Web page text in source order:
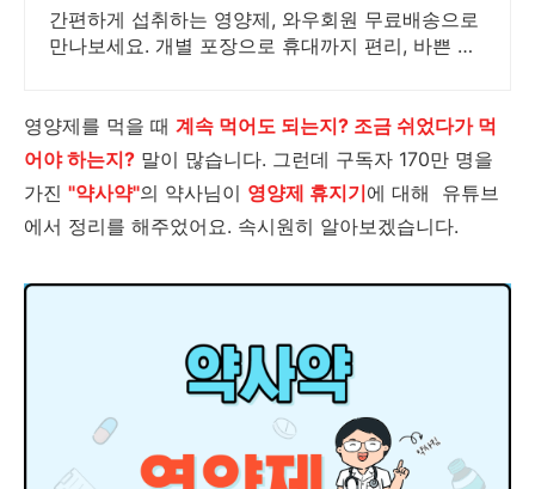
간편하게 섭취하는 영양제, 와우회원 무료배송으로
만나보세요. 개별 포장으로 휴대까지 편리, 바쁜 일
영양제를 먹을 때 계속 먹어도 되는지? 조금 쉬었다가 먹
어야 하는지? 말이 많습니다. 그런데 구독자 170만 명을
가진 "약사약"의 약사님이 영양제 휴지기에 대해 유튜브
에서 정리를 해주었어요. 속시원히 알아보겠습니다.